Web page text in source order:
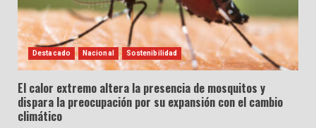
Destacado Nacional Sostenibilidad
El calor extremo altera la presencia de mosquitos y
dispara la preocupación por su expansión con el cambio
climático